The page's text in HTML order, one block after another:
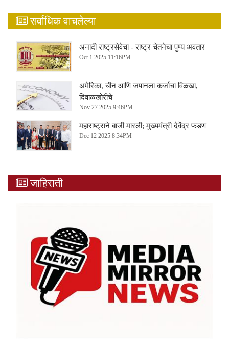
सर्वाधिक वाचलेल्या
अनादी राष्ट्रसेवेचा - राष्ट्र चेतनेचा पुण्य अवतार
Oct 1 2025 11:16PM
अमेरिका, चीन आणि जपानला कर्जाचा विळखा,
दिवाळखोरीचे
Nov 27 2025 9:46PM
महाराष्ट्राने बाजी मारली; मुख्यमंत्री देवेंद्र फडण
Dec 12 2025 8:34PM
जाहिराती